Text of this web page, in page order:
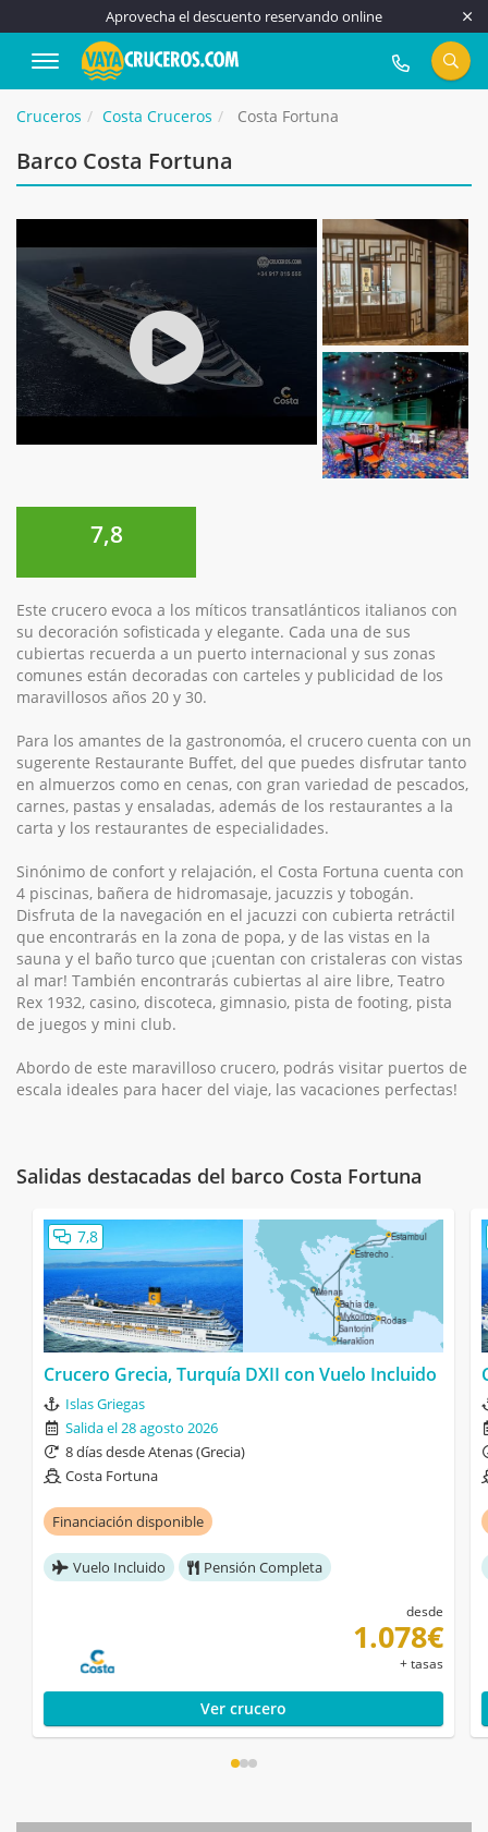
Aprovecha el descuento reservando online
917 815 555
Cruceros Costa Cruceros Costa Fortuna
Barco Costa Fortuna
7,8
Este crucero evoca a los míticos transatlánticos italianos con
su decoración sofisticada y elegante. Cada una de sus
cubiertas recuerda a un puerto internacional y sus zonas
comunes están decoradas con carteles y publicidad de los
maravillosos años 20 y 30.
Para los amantes de la gastronomóa, el crucero cuenta con un
sugerente Restaurante Buffet, del que puedes disfrutar tanto
en almuerzos como en cenas, con gran variedad de pescados,
carnes, pastas y ensaladas, además de los restaurantes a la
carta y los restaurantes de especialidades.
Sinónimo de confort y relajación, el Costa Fortuna cuenta con
4 piscinas, bañera de hidromasaje, jacuzzis y tobogán.
Disfruta de la navegación en el jacuzzi con cubierta retráctil
que encontrarás en la zona de popa, y de las vistas en la
sauna y el baño turco que ¡cuentan con cristaleras con vistas
al mar! También encontrarás cubiertas al aire libre, Teatro
Rex 1932, casino, discoteca, gimnasio, pista de footing, pista
de juegos y mini club.
Abordo de este maravilloso crucero, podrás visitar puertos de
escala ideales para hacer del viaje, las vacaciones perfectas!
Salidas destacadas del barco Costa Fortuna
7,8
Crucero Grecia, Turquía DXII con Vuelo Incluido
Islas Griegas
Salida el 28 agosto 2026
8 días desde Atenas (Grecia)
Costa Fortuna
Financiación disponible
Vuelo Incluido Pensión Completa
desde
1.078€
+ tasas
Ver crucero